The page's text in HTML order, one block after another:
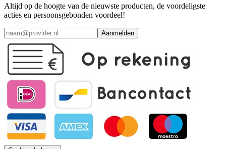
Altijd op de hoogte van de nieuwste producten, de voordeligste
acties en persoonsgebonden voordeel!
Aanmelden